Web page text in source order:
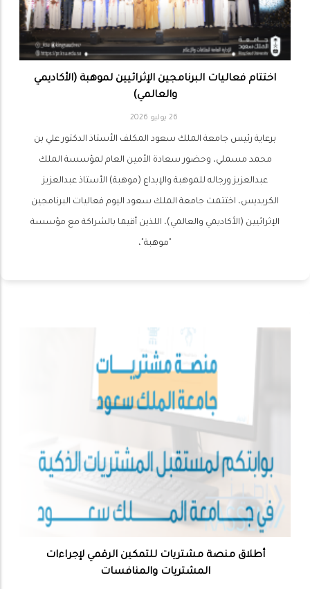
اختتام فعاليات البرنامجين الإثرائيين لموهبة (الأكاديمي
والعالمي)
26 يوليو 2026
برعاية رئيس جامعة الملك سعود المكلف الأستاذ الدكتور علي بن
محمد مسملي، وحضور سعادة الأمين العام لمؤسسة الملك
عبدالعزيز ورجاله للموهبة والإبداع (موهبة) الأستاذ عبدالعزيز
الكريديس، اختتمت جامعة الملك سعود اليوم فعاليات البرنامجين
الإثرائيين (الأكاديمي والعالمي)، اللذين أقيما بالشراكة مع مؤسسة
"موهبة"،
أطلاق منصة مشتريات للتمكين الرقمي لإجراءات
المشتريات والمنافسات